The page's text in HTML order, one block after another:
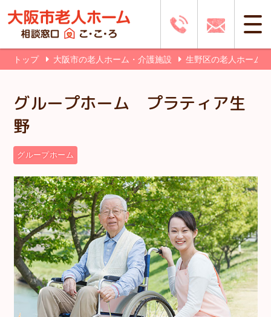
トップ 大阪市の老人ホーム・介護施設 生野区の老人ホーム
グループホーム プラティア生
野
グループホーム